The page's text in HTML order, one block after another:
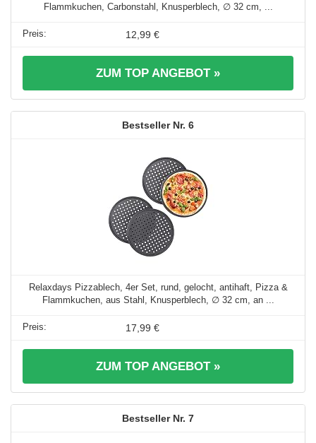
Flammkuchen, Carbonstahl, Knusperblech, ∅ 32 cm, ...
12,99 €
ZUM TOP ANGEBOT »
6
Relaxdays Pizzablech, 4er Set, rund, gelocht, antihaft, Pizza &
Flammkuchen, aus Stahl, Knusperblech, ∅ 32 cm, an ...
17,99 €
ZUM TOP ANGEBOT »
7